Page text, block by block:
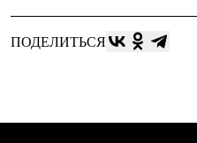
Флисовая одежда
Комбинезоны
ПОДЕЛИТЬСЯ